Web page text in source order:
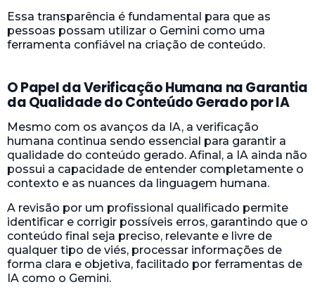
Essa transparência é fundamental para que as
pessoas possam utilizar o Gemini como uma
ferramenta confiável na criação de conteúdo.
O Papel da Verificação Humana na Garantia
da Qualidade do Conteúdo Gerado por IA
Mesmo com os avanços da IA, a verificação
humana continua sendo essencial para garantir a
qualidade do conteúdo gerado. Afinal, a IA ainda não
possui a capacidade de entender completamente o
contexto e as nuances da linguagem humana.
A revisão por um profissional qualificado permite
identificar e corrigir possíveis erros, garantindo que o
conteúdo final seja preciso, relevante e livre de
qualquer tipo de viés, processar informações de
forma clara e objetiva, facilitado por ferramentas de
IA como o Gemini.